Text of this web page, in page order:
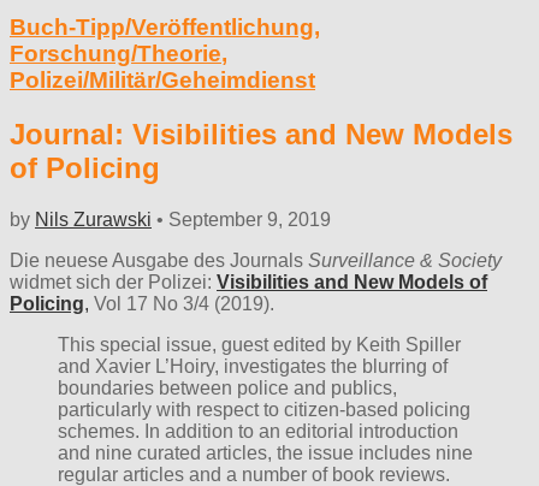
Buch-Tipp/Veröffentlichung,
Forschung/Theorie,
Polizei/Militär/Geheimdienst
Journal: Visibilities and New Models
of Policing
by Nils Zurawski • September 9, 2019
Die neuese Ausgabe des Journals Surveillance & Society
widmet sich der Polizei: Visibilities and New Models of
Policing, Vol 17 No 3/4 (2019).
This special issue, guest edited by Keith Spiller
and Xavier L’Hoiry, investigates the blurring of
boundaries between police and publics,
particularly with respect to citizen-based policing
schemes. In addition to an editorial introduction
and nine curated articles, the issue includes nine
regular articles and a number of book reviews.